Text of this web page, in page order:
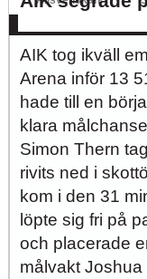
AIK tog ikväll
Arena inför 13
hade till en
klara
Simon Thern
rivits ned i
kom i den 31
löpte sig fri på
och placerade
målvakt